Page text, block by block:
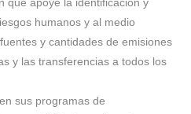
que apoye la identificación y
humanos y al medio
y cantidades de emisiones
y las transferencias a todos los
sus programas de